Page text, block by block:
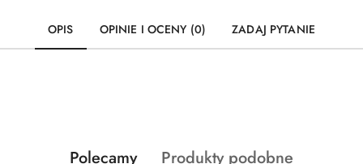
OPIS OPINIE I OCENY (0) ZADAJ PYTANIE
Produkty
Polecamy
Produkty
Produkty podobne